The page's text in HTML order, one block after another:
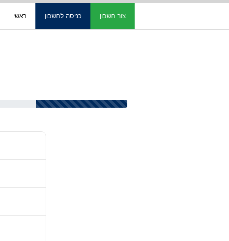
צור חשבון כניסה לחשבון ראשי